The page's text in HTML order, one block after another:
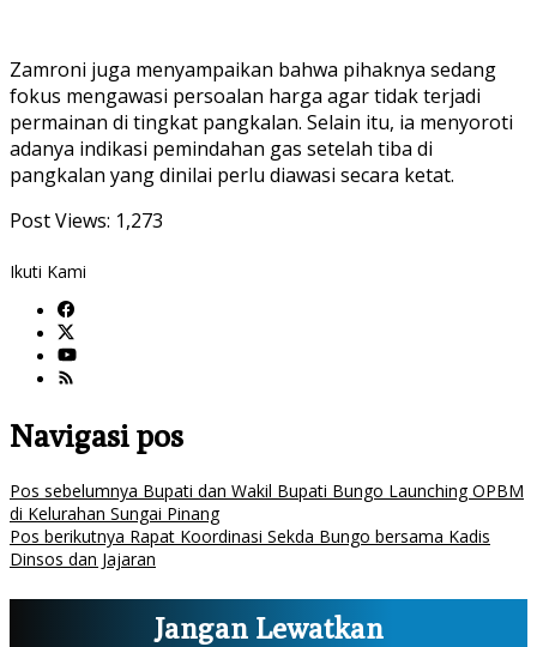
Zamroni juga menyampaikan bahwa pihaknya sedang
fokus mengawasi persoalan harga agar tidak terjadi
permainan di tingkat pangkalan. Selain itu, ia menyoroti
adanya indikasi pemindahan gas setelah tiba di
pangkalan yang dinilai perlu diawasi secara ketat.
Post Views: 1,273
Ikuti Kami
Navigasi pos
Pos sebelumnya Bupati dan Wakil Bupati Bungo Launching OPBM
di Kelurahan Sungai Pinang
Pos berikutnya Rapat Koordinasi Sekda Bungo bersama Kadis
Dinsos dan Jajaran
Jangan Lewatkan